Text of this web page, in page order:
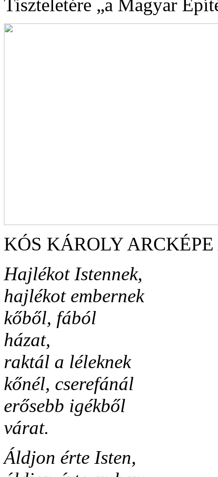
Tiszteletére „a Magyar
KÓS KÁROLY
Hajlékot Istennek,
hajlékot embernek
kőből, fából
házat,
raktál a léleknek
kőnél, cserefánál
erősebb igékből
várat.
Áldjon érte Isten,